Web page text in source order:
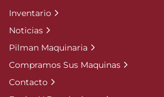
Inventario
Noticias
Pilman Maquinaria
Compramos Sus Maquinas
Contacto